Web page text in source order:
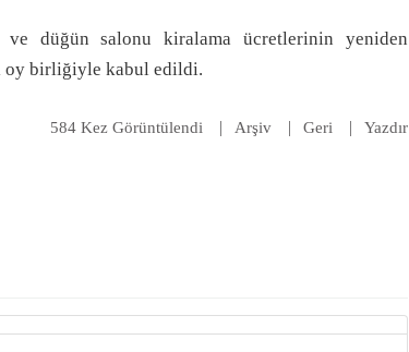
düğün salonu kiralama ücretlerinin yeniden
oy birliğiyle kabul edildi.
584 Kez Görüntülendi Arşiv Geri Yazdır